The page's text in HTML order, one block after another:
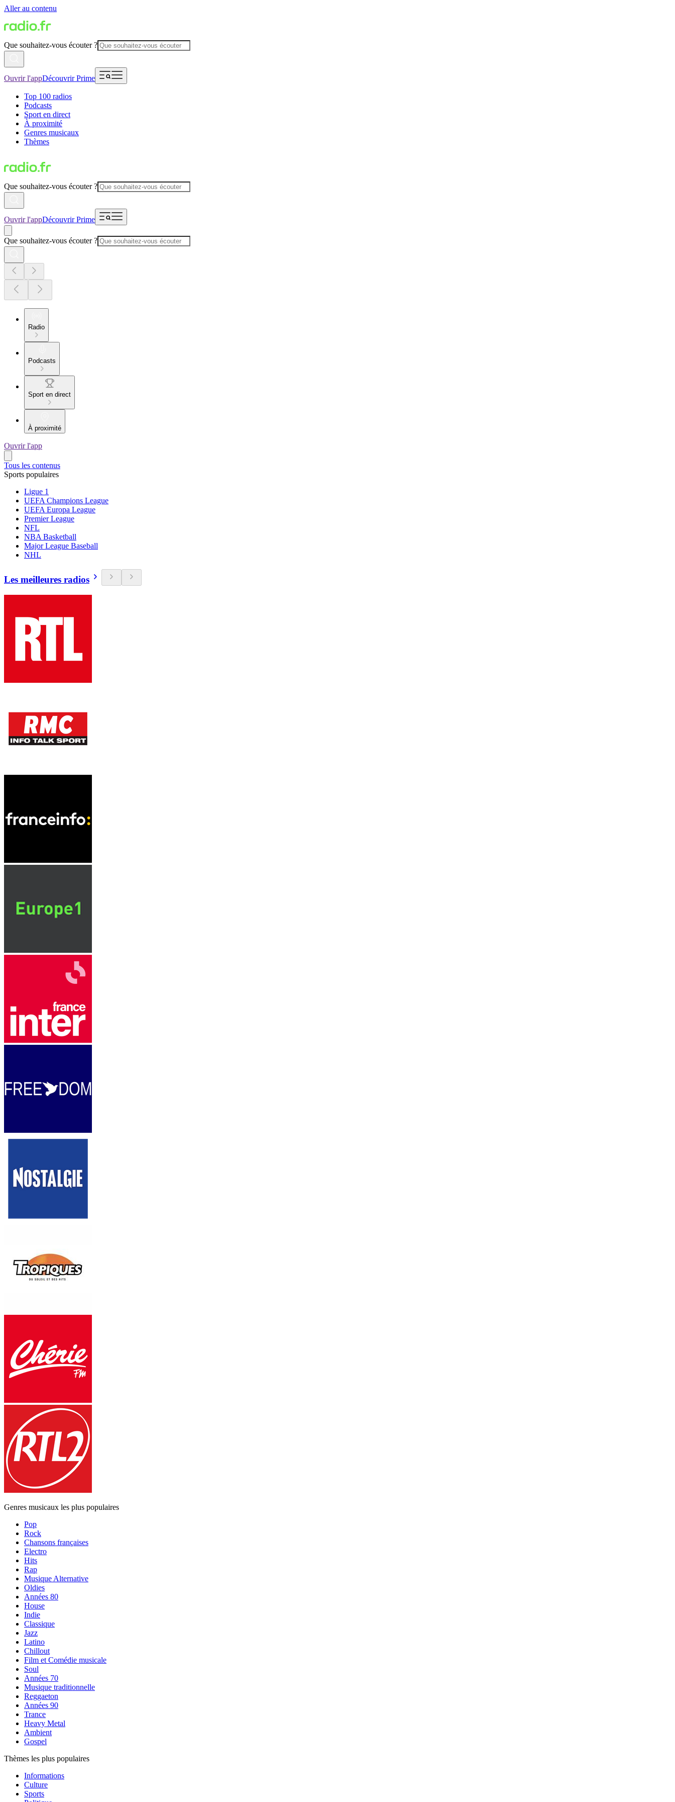
Aller au contenu
Que souhaitez-vous écouter ?
Ouvrir l'appDécouvrir Prime
Top 100 radios
Podcasts
Sport en direct
À proximité
Genres musicaux
Thèmes
Que souhaitez-vous écouter ?
Ouvrir l'appDécouvrir Prime
Que souhaitez-vous écouter ?
Radio
Podcasts
Sport en direct
À proximité
Ouvrir l'app
Tous les contenus
Sports populaires
Ligue 1
UEFA Champions League
UEFA Europa League
Premier League
NFL
NBA Basketball
Major League Baseball
NHL
Les meilleures radios
Genres musicaux les plus populaires
Pop
Rock
Chansons françaises
Electro
Hits
Rap
Musique Alternative
Oldies
Années 80
House
Indie
Classique
Jazz
Latino
Chillout
Film et Comédie musicale
Soul
Années 70
Musique traditionnelle
Reggaeton
Années 90
Trance
Heavy Metal
Ambient
Gospel
Thèmes les plus populaires
Informations
Culture
Sports